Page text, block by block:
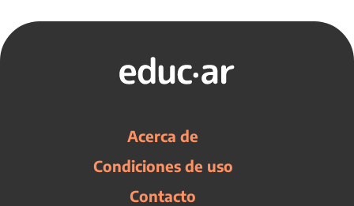
Acerca de
Condiciones de uso
Contacto